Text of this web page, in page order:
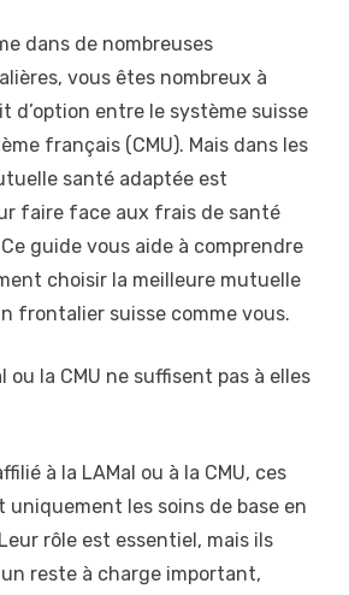
dans de nombreuses
vous êtes nombreux à
d’option entre le système suisse
français (CMU). Mais dans les
santé adaptée est
faire face aux frais de santé
guide vous aide à comprendre
choisir la meilleure mutuelle
frontalier suisse comme vous.
ou la CMU ne suffisent pas à elles
à la LAMal ou à la CMU, ces
uniquement les soins de base en
rôle est essentiel, mais ils
reste à charge important,